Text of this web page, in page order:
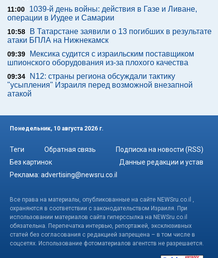
11:00
1039-й день войны: действия в Газе и Ливане,
операции в Иудее и Самарии
10:58
В Татарстане заявили о 13 погибших в результате
атаки БПЛА на Нижнекамск
09:39
Мексика судится с израильским поставщиком
шпионского оборудования из-за плохого качества
09:34
N12: страны региона обсуждали тактику
"усыпления" Израиля перед возможной внезапной
атакой
Понедельник, 10 августа 2026 г.
Теги Обратная связь
Подписка на новости (RSS)
Без картинок
Данные редакции и устав
Реклама: advertising@newsru.co.il
Все права на материалы, опубликованные на сайте NEWSru.co.il ,
охраняются в соответствии с законодательством Израиля. При
использовании материалов сайта гиперссылка на NEWSru.co.il
обязательна. Перепечатка интервью, репортажей, эксклюзивных
статей без согласования с редакцией запрещена – в том числе в
соцсетях. Использование фотоматериалов агентств не разрешается.